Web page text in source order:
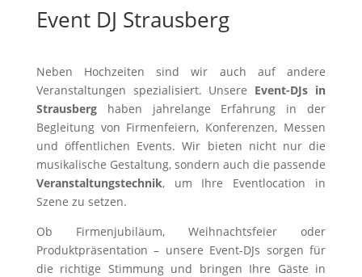
Event DJ Strausberg
Neben Hochzeiten sind wir auch auf andere
Veranstaltungen spezialisiert. Unsere Event-DJs in
Strausberg haben jahrelange Erfahrung in der
Begleitung von Firmenfeiern, Konferenzen, Messen
und öffentlichen Events. Wir bieten nicht nur die
musikalische Gestaltung, sondern auch die passende
Veranstaltungstechnik, um Ihre Eventlocation in
Szene zu setzen.
Ob Firmenjubiläum, Weihnachtsfeier oder
Produktpräsentation – unsere Event-DJs sorgen für
die richtige Stimmung und bringen Ihre Gäste in